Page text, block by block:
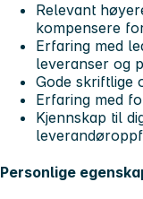
Relevant
kompensere
Erfaring med
leveranser og
Gode skriftlige
Erfaring med
Kjennskap til
Personlige